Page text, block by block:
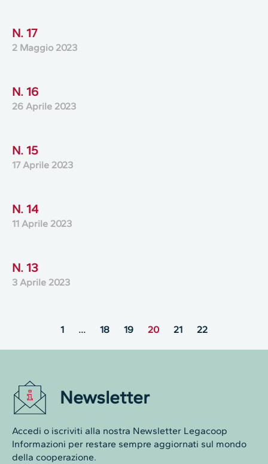
N. 17
2 Maggio 2023
N. 16
26 Aprile 2023
N. 15
17 Aprile 2023
N. 14
11 Aprile 2023
N. 13
3 Aprile 2023
1 … 18 19 20 21 22
Newsletter
Accedi o iscriviti alla nostra Newsletter Legacoop
Informazioni per restare sempre aggiornati sul mondo
della cooperazione.